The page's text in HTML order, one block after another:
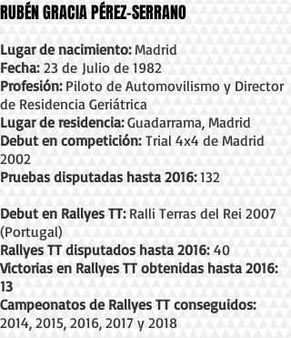
RUBÉN GRACIA PÉREZ-SERRANO
Lugar de nacimiento:Madrid
Fecha: 23 de Julio de 1982
Profesión: Piloto de Automovilismo y Director
de Residencia Geriátrica
Lugar de residencia:Guadarrama, Madrid
Debut en competición:Trial 4x4 de Madrid
2002
Pruebas disputadas hasta 2016:132
Debut en Rallyes TT: Ralli Terras del Rei 2007
(Portugal)
Rallyes TT disputados hasta 2016:40
Victorias en Rallyes TT obtenidas hasta 2016:
13
Campeonatos de Rallyes TT conseguidos:
2014, 2015, 2016, 2017 y 2018